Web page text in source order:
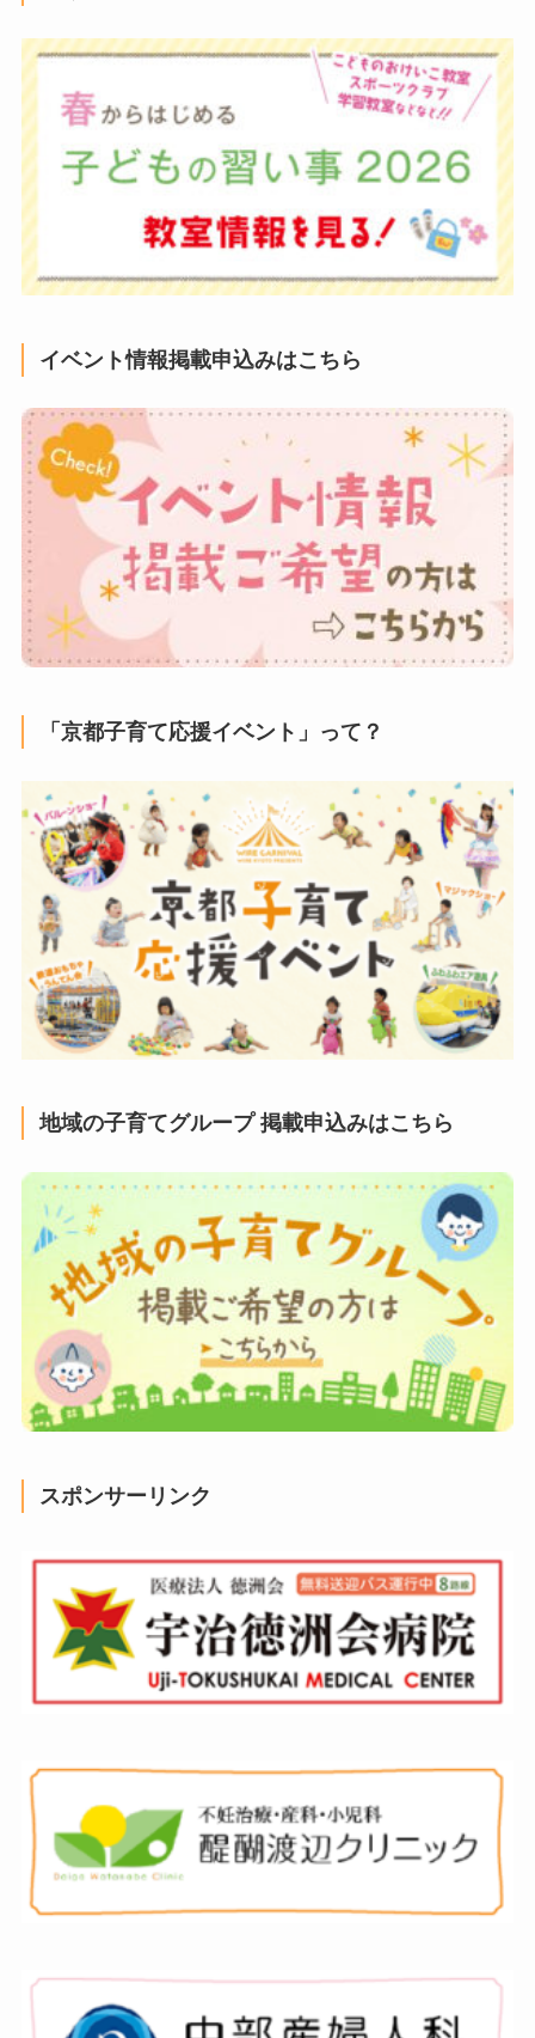
イベント情報掲載申込みはこちら
「京都子育て応援イベント」って？
地域の子育てグループ 掲載申込みはこちら
スポンサーリンク